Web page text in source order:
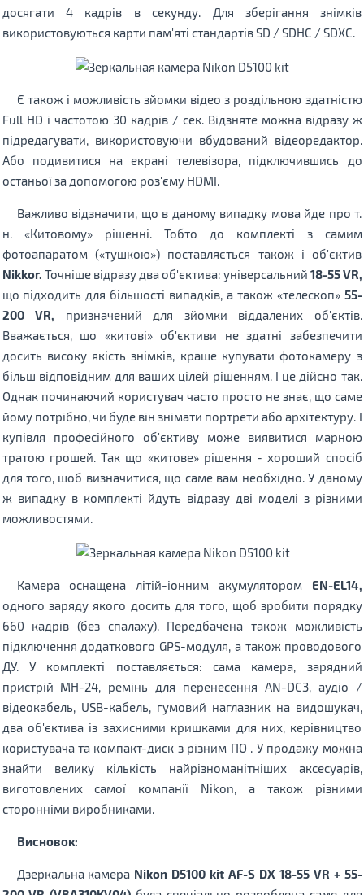
досягати 4 кадрів в секунду. Для зберігання знімків
використовуються карти пам'яті стандартів SD / SDHC / SDXC.
Є також і можливість зйомки відео з роздільною здатністю
Full HD і частотою 30 кадрів / сек. Відзняте можна відразу ж
підредагувати, використовуючи вбудований відеоредактор.
Або подивитися на екрані телевізора, підключившись до
останьої за допомогою роз'єму HDMI.
Важливо відзначити, що в даному випадку мова йде про т.
н. «Китовому» рішенні. Тобто до комплекті з самим
фотоапаратом («тушкою») поставляється також і об'єктив
Nikkor. Точніше відразу два об'єктива: універсальний 18-55 VR,
що підходить для більшості випадків, а також «телескоп» 55-
200 VR, призначений для зйомки віддалених об'єктів.
Вважається, що «китові» об'єктиви не здатні забезпечити
досить високу якість знімків, краще купувати фотокамеру з
більш відповідним для ваших цілей рішенням. І це дійсно так.
Однак починаючий користувач часто просто не знає, що саме
йому потрібно, чи буде він знімати портрети або архітектуру. І
купівля професійного об'єктиву може виявитися марною
тратою грошей. Так що «китове» рішення - хороший спосіб
для того, щоб визначитися, що саме вам необхідно. У даному
ж випадку в комплекті йдуть відразу дві моделі з різними
можливостями.
Камера оснащена літій-іонним акумулятором EN-EL14,
одного заряду якого досить для того, щоб зробити порядку
660 кадрів (без спалаху). Передбачена також можливість
підключення додаткового GPS-модуля, а також проводового
ДУ. У комплекті поставляється: сама камера, зарядний
пристрій MH-24, ремінь для перенесення AN-DC3, аудіо /
відеокабель, USB-кабель, гумовий наглазник на видошукач,
два об'єктива із захисними кришками для них, керівництво
користувача та компакт-диск з різним ПО . У продажу можна
знайти велику кількість найрізноманітніших аксесуарів,
виготовлених самої компанії Nikon, а також різними
сторонніми виробниками.
Висновок:
Дзеркальна камера Nikon D5100 kit AF-S DX 18-55 VR + 55-